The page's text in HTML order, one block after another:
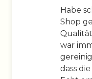
Habe
Shop
war
dass